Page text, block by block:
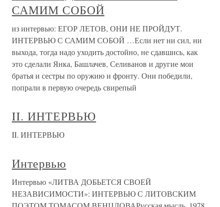
САМИМ СОБОЙ
из интервью: ЕГОР ЛЕТОВ, ОНИ НЕ ПРОЙДУТ.
ИНТЕРВЬЮ С САМИМ СОБОЙ …Если нет ни сил, ни
выхода, тогда надо уходить достойно, не сдавшись, как
это сделали Янка, Башлачев, Селиванов и другие мои
братья и сестры по оружию и фронту. Они победили,
попрали в первую очередь свирепый
II. ИНТЕРВЬЮ
II. ИНТЕРВЬЮ
Интервью
Интервью «ЛИТВА ДОБЬЕТСЯ СВОЕЙ
НЕЗАВИСИМОСТИ»: ИНТЕРВЬЮ С ЛИТОВСКИМ